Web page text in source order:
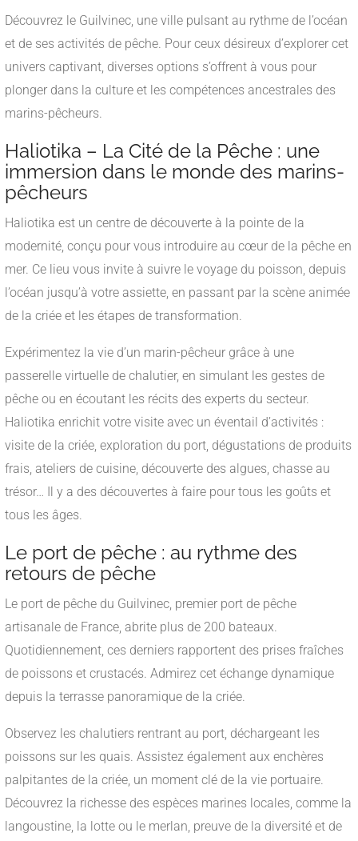
Découvrez le Guilvinec, une ville pulsant au rythme de l’océan
et de ses activités de pêche. Pour ceux désireux d’explorer cet
univers captivant, diverses options s’offrent à vous pour
plonger dans la culture et les compétences ancestrales des
marins-pêcheurs.
Haliotika – La Cité de la Pêche : une
immersion dans le monde des marins-
pêcheurs
Haliotika est un centre de découverte à la pointe de la
modernité, conçu pour vous introduire au cœur de la pêche en
mer. Ce lieu vous invite à suivre le voyage du poisson, depuis
l’océan jusqu’à votre assiette, en passant par la scène animée
de la criée et les étapes de transformation.
Expérimentez la vie d’un marin-pêcheur grâce à une
passerelle virtuelle de chalutier, en simulant les gestes de
pêche ou en écoutant les récits des experts du secteur.
Haliotika enrichit votre visite avec un éventail d’activités :
visite de la criée, exploration du port, dégustations de produits
frais, ateliers de cuisine, découverte des algues, chasse au
trésor… Il y a des découvertes à faire pour tous les goûts et
tous les âges.
Le port de pêche : au rythme des
retours de pêche
Le port de pêche du Guilvinec, premier port de pêche
artisanale de France, abrite plus de 200 bateaux.
Quotidiennement, ces derniers rapportent des prises fraîches
de poissons et crustacés. Admirez cet échange dynamique
depuis la terrasse panoramique de la criée.
Observez les chalutiers rentrant au port, déchargeant les
poissons sur les quais. Assistez également aux enchères
palpitantes de la criée, un moment clé de la vie portuaire.
Découvrez la richesse des espèces marines locales, comme la
langoustine, la lotte ou le merlan, preuve de la diversité et de